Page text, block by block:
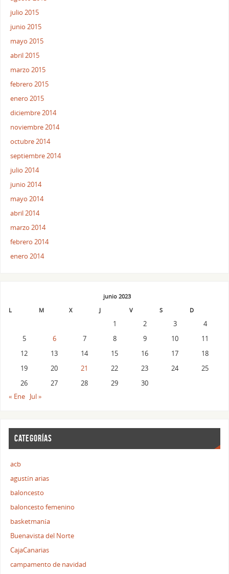
julio 2015
junio 2015
mayo 2015
abril 2015
marzo 2015
febrero 2015
enero 2015
diciembre 2014
noviembre 2014
octubre 2014
septiembre 2014
julio 2014
junio 2014
mayo 2014
abril 2014
marzo 2014
febrero 2014
enero 2014
junio 2023
L
M X J V S D
1 2 3
4
5
6 7 8 9 10
11
12
13 14 15 16 17
18
19
20 21 22 23 24
25
26
27 28 29
30
« Ene Jul »
CATEGORÍAS
acb
agustín arias
baloncesto
baloncesto femenino
basketmanía
Buenavista del Norte
CajaCanarias
campamento de navidad